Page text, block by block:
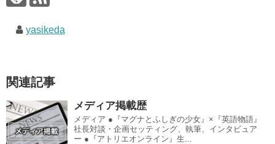
yasikeda
関連記事
メディア掲載歴
メディア ●『マグナとふしぎの少女』×『英語物語』
社長対談・企画セッティング、執筆、インタビュア
ー ●『アトリエオンライン』生...